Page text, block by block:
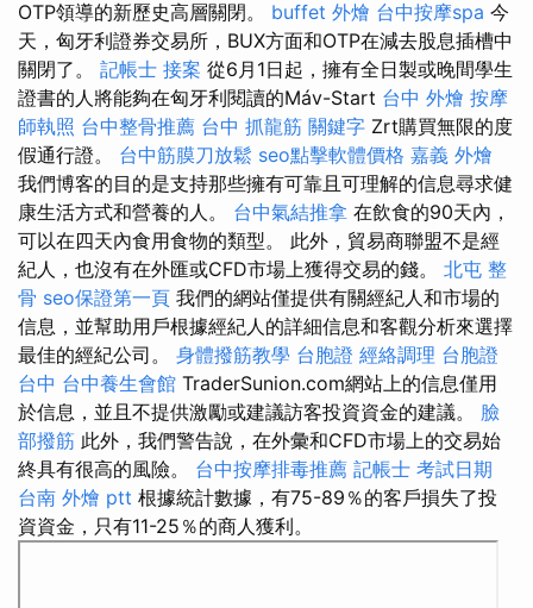
OTP領導的新歷史高層關閉。 buffet 外燴 台中按摩spa 今
天，匈牙利證券交易所，BUX方面和OTP在減去股息插槽中
關閉了。 記帳士 接案 從6月1日起，擁有全日製或晚間學生
證書的人將能夠在匈牙利閱讀的Máv-Start 台中 外燴 按摩
師執照 台中整骨推薦 台中 抓龍筋 關鍵字 Zrt購買無限的度
假通行證。 台中筋膜刀放鬆 seo點擊軟體價格 嘉義 外燴
我們博客的目的是支持那些擁有可靠且可理解的信息尋求健
康生活方式和營養的人。 台中氣結推拿 在飲食的90天內，
可以在四天內食用食物的類型。 此外，貿易商聯盟不是經
紀人，也沒有在外匯或CFD市場上獲得交易的錢。 北屯 整
骨 seo保證第一頁 我們的網站僅提供有關經紀人和市場的
信息，並幫助用戶根據經紀人的詳細信息和客觀分析來選擇
最佳的經紀公司。 身體撥筋教學 台胞證 經絡調理 台胞證
台中 台中養生會館 TraderSunion.com網站上的信息僅用
於信息，並且不提供激勵或建議訪客投資資金的建議。 臉
部撥筋 此外，我們警告說，在外彙和CFD市場上的交易始
終具有很高的風險。 台中按摩排毒推薦 記帳士 考試日期
台南 外燴 ptt 根據統計數據，有75-89％的客戶損失了投
資資金，只有11-25％的商人獲利。